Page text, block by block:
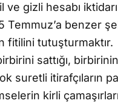
ve gizli hesabı
Temmuz’a benzer
fitilini tutuşturmaktır.
sattığı,
ok suretli itirafçıların
kirli